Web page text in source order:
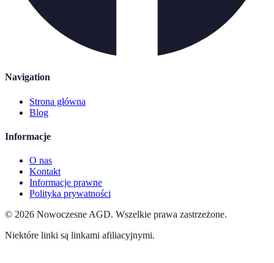
Navigation
Strona główna
Blog
Informacje
O nas
Kontakt
Informacje prawne
Polityka prywatności
© 2026 Nowoczesne AGD. Wszelkie prawa zastrzeżone.
Niektóre linki są linkami afiliacyjnymi.